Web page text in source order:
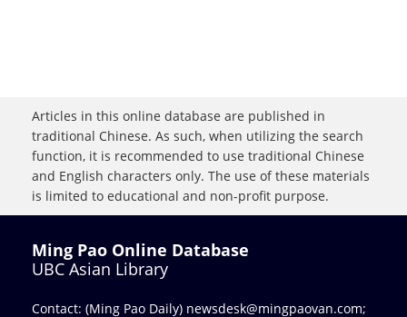
Articles in this online database are published in
traditional Chinese. As such, when utilizing the search
function, it is recommended to use traditional Chinese
and English characters only. The use of these materials
is limited to educational and non-profit purpose.
Ming Pao Online Database
UBC Asian Library
Contact: (Ming Pao Daily) newsdesk@mingpaovan.com;